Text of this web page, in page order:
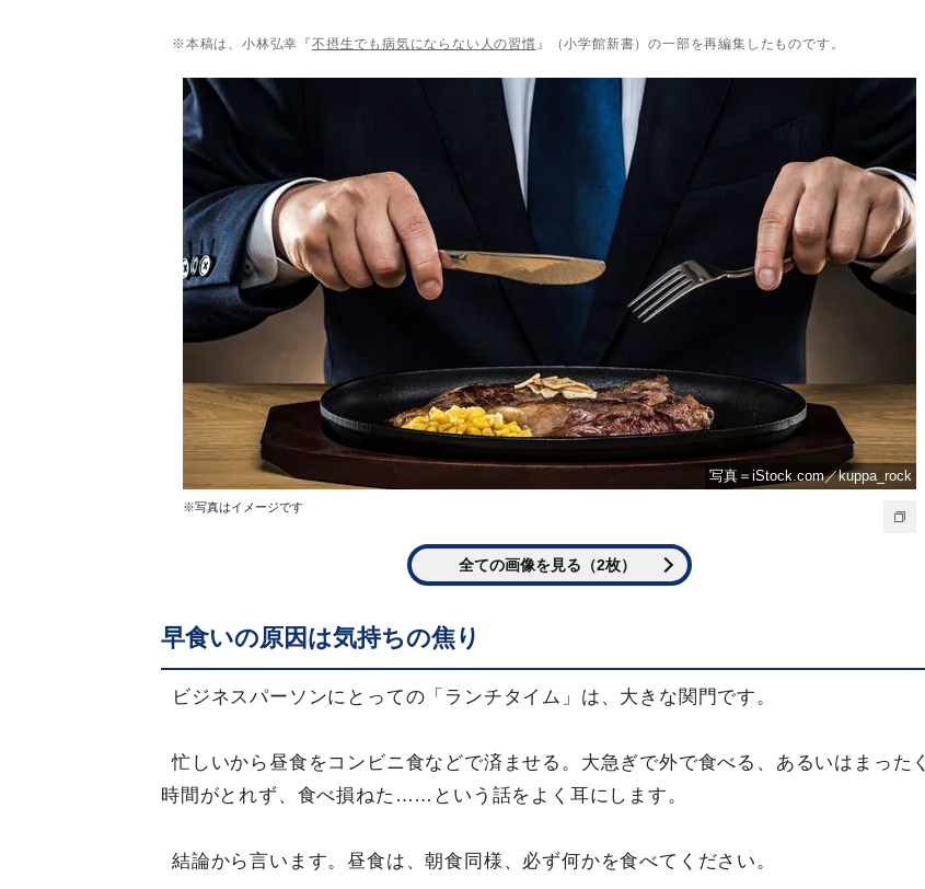
※本稿は、小林弘幸『不摂生でも病気にならない人の習慣 』（小学館新書）の一部を再編集したものです。
写真＝iStock.com／kuppa_rock
※写真はイメージです
全ての画像を見る（2枚）
早食いの原因は気持ちの焦り
ビジネスパーソンにとっての「ランチタイム」は、大きな関門です。
忙しいから昼食をコンビニ食などで済ませる。大急ぎで外で食べる、あるいはまったく
時間がとれず、食べ損ねた……という話をよく耳にします。
結論から言います。昼食は、朝食同様、必ず何かを食べてください。